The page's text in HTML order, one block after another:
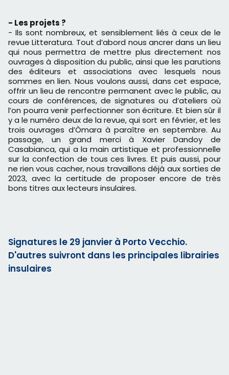
- Les projets ?
- Ils sont nombreux, et sensiblement liés à ceux de le
revue Litteratura. Tout d’abord nous ancrer dans un lieu
qui nous permettra de mettre plus directement nos
ouvrages à disposition du public, ainsi que les parutions
des éditeurs et associations avec lesquels nous
sommes en lien. Nous voulons aussi, dans cet espace,
offrir un lieu de rencontre permanent avec le public, au
cours de conférences, de signatures ou d’ateliers où
l’on pourra venir perfectionner son écriture. Et bien sûr il
y a le numéro deux de la revue, qui sort en février, et les
trois ouvrages d’Òmara à paraître en septembre. Au
passage, un grand merci à Xavier Dandoy de
Casabianca, qui a la main artistique et professionnelle
sur la confection de tous ces livres. Et puis aussi, pour
ne rien vous cacher, nous travaillons déjà aux sorties de
2023, avec la certitude de proposer encore de très
bons titres aux lecteurs insulaires.
Signatures le 29 janvier à Porto Vecchio.
D'autres suivront dans les principales librairies
insulaires